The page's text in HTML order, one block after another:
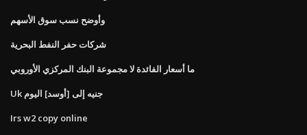
وأوضح نسب سوق الأسهم
شركات حفر النفط البحرية
ما أسعار الفائدة لا مجموعة البنك المركزي الأوروبي
Uk جنيه إلى [أوسد] اليوم
Irs w2 copy online